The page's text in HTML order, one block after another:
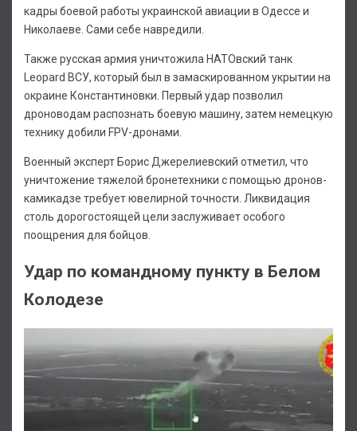
кадры боевой работы украинской авиации в Одессе и
Николаеве. Сами себе навредили.
Также русская армия уничтожила НАТОвский танк
Leopard ВСУ, который был в замаскированном укрытии на
окраине Константиновки. Первый удар позволил
дроноводам распознать боевую машину, затем немецкую
технику добили FPV-дронами.
Военный эксперт Борис Джерелиевский отметил, что
уничтожение тяжелой бронетехники с помощью дронов-
камикадзе требует ювелирной точности. Ликвидация
столь дорогостоящей цели заслуживает особого
поощрения для бойцов.
Удар по командному пункту в Белом
Колодезе